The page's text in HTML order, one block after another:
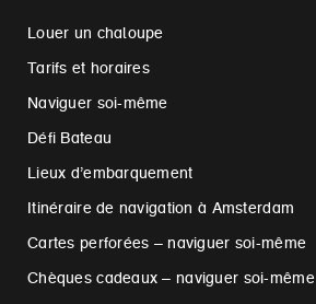
Louer un chaloupe
Tarifs et horaires
Naviguer soi-même
Défi Bateau
Lieux d’embarquement
Itinéraire de navigation à Amsterdam
Cartes perforées – naviguer soi-même
Chèques cadeaux – naviguer soi-même